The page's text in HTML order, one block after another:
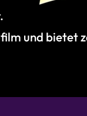
und bietet